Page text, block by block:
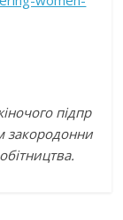
підпр
закородонни
.